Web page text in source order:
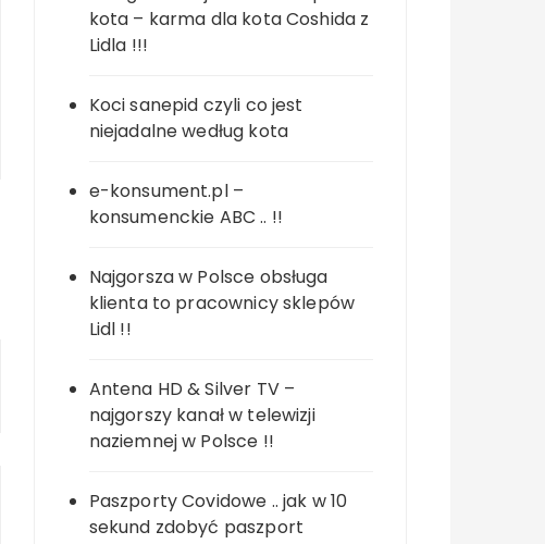
kota – karma dla kota Coshida z
Lidla !!!
Koci sanepid czyli co jest
niejadalne według kota
e-konsument.pl –
konsumenckie ABC .. !!
Najgorsza w Polsce obsługa
klienta to pracownicy sklepów
Lidl !!
Antena HD & Silver TV –
najgorszy kanał w telewizji
naziemnej w Polsce !!
Paszporty Covidowe .. jak w 10
sekund zdobyć paszport